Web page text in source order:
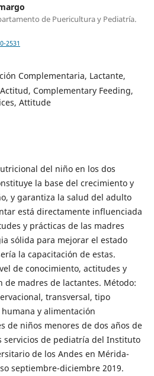
de Puericultura y Pediatría.
2531
Complementaria, Lactante,
Complementary Feeding,
Attitude
del niño en los dos
la base del crecimiento y
y garantiza la salud del adulto
está directamente influenciada
y prácticas de las madres
sólida para mejorar el estado
la capacitación de estas.
de conocimiento, actitudes y
de madres de lactantes. Método:
transversal, tipo
y alimentación
de niños menores de dos años de
servicios de pediatría del Instituto
de los Andes en Mérida-
septiembre-diciembre 2019.